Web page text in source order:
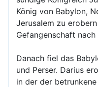
König von Babylon,
Jerusalem zu
Gefangenschaft
Danach fiel das
und Perser. Darius
in der der